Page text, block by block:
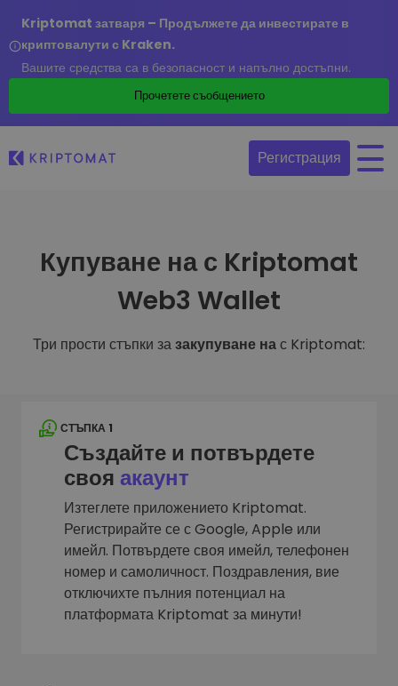
Kriptomat затваря – Продължете да инвестирате в
криптовалути с Kraken.
Вашите средства са в безопасност и напълно достъпни.
Прочетете съобщението
Регистрация
Купуване на с Kriptomat
Web3 Wallet
Три прости стъпки зазакупуване нас Kriptomat:
СТЪПКА 1
Създайте и потвърдете
своя акаунт
Изтеглете приложението Kriptomat.
Регистрирайте се с Google, Apple или
имейл. Потвърдете своя имейл, телефонен
номер и самоличност. Поздравления, вие
отключихте пълния потенциал на
платформата Kriptomat за минути!